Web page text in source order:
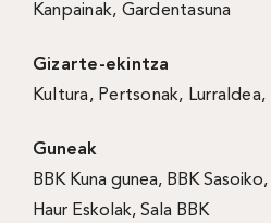
Kanpainak, Gardentasuna
Gizarte-ekintza
Kultura, Pertsonak, Lurraldea,
Guneak
BBK Kuna gunea, BBK Sasoiko,
Haur Eskolak, Sala BBK